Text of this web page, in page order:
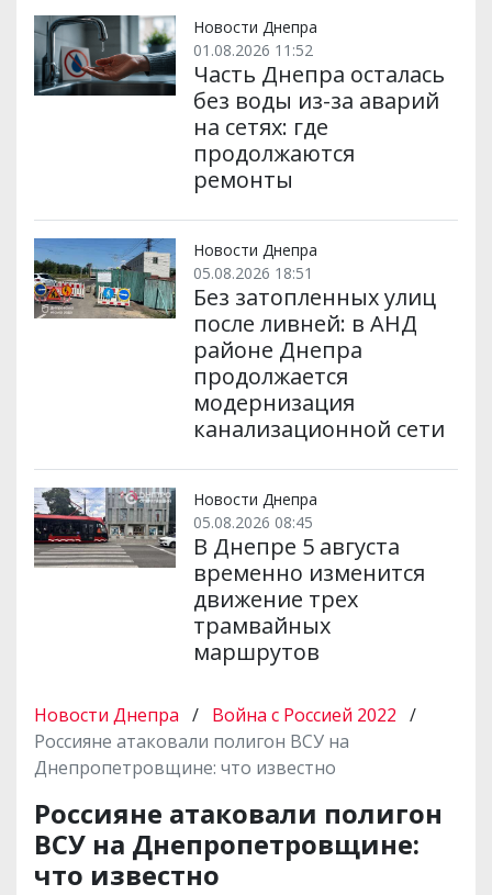
и k m p
Новости Днепра
01.08.2026 11:52
Часть Днепра осталась
без воды из-за аварий
на сетях: где
продолжаются
ремонты
Новости Днепра
05.08.2026 18:51
Без затопленных улиц
после ливней: в АНД
районе Днепра
продолжается
модернизация
канализационной сети
Новости Днепра
05.08.2026 08:45
В Днепре 5 августа
временно изменится
движение трех
трамвайных
маршрутов
Новости Днепра / Война с Россией 2022 /
Россияне атаковали полигон ВСУ на
Днепропетровщине: что известно
Россияне атаковали полигон
ВСУ на Днепропетровщине:
что известно